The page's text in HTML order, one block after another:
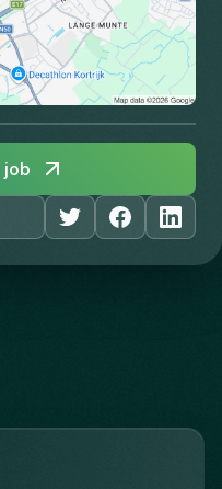
job